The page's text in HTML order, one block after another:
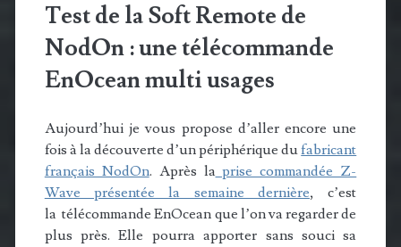
Test de la Soft Remote de
NodOn : une télécommande
EnOcean multi usages
Aujourd’hui je vous propose d’aller encore une
fois à la découverte d’un périphérique dufabricant
français NodOn. Après laprise commandée Z-
Wave présentée la semaine dernière, c’est
la télécommande EnOcean que l’on va regarder de
plus près. Elle pourra apporter sans souci sa